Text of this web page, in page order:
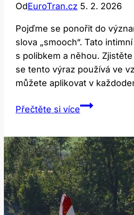
OdEuroTran.cz 5. 2. 2026
Pojďme se ponořit do
slova „smooch“. Tato
s polibkem a něhou.
se tento výraz používá ve
můžete aplikovat v
Přečtěte si víceSmooch:
Význam
Této
Intimní
Fráze!